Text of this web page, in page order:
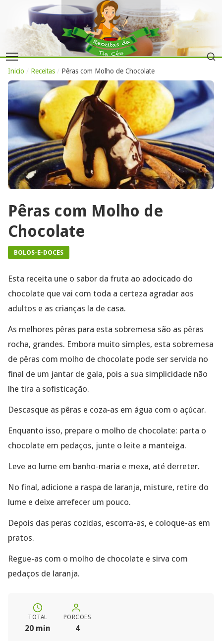
Inicio / Receitas / Pêras com Molho de Chocolate
Pêras com Molho de
Chocolate
BOLOS-E-DOCES
Esta receita une o sabor da fruta ao adocicado do
chocolate que vai com toda a certeza agradar aos
adultos e as crianças la de casa.
As melhores pêras para esta sobremesa são as pêras
rocha, grandes. Embora muito simples, esta sobremesa
de pêras com molho de chocolate pode ser servida no
final de um jantar de gala, pois a sua simplicidade não
lhe tira a sofisticação.
Descasque as pêras e coza-as em água com o açúcar.
Enquanto isso, prepare o molho de chocolate: parta o
chocolate em pedaços, junte o leite a manteiga.
Leve ao lume em banho-maria e mexa, até derreter.
No final, adicione a raspa de laranja, misture, retire do
lume e deixe arrefecer um pouco.
Depois das peras cozidas, escorra-as, e coloque-as em
pratos.
Regue-as com o molho de chocolate e sirva com
pedaços de laranja.
TOTAL
20 min
PORCOES
4